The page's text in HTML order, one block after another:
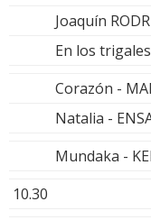
Joaquín
En los
Corazón -
Natalia -
Mundaka -
10.30